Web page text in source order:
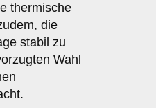
thermische
die
stabil zu
Wahl